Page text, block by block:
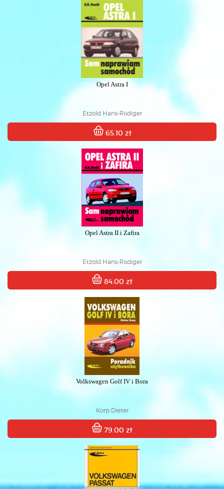
Opel Astra I
Etzold Hans-Rüdiger
65.10 zł
Opel Astra II i Zafira
Etzold Hans-Rüdiger
84.00 zł
Volkswagen Golf IV i Bora
Korp Dieter
79.00 zł